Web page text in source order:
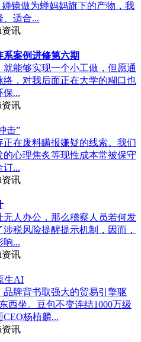
镜做为蝉妈妈旗下的产物，我
、适合...
资讯
系案例进修第六期
能够实现一个小工做，但愿通
，对我后面正在大学的糊口也
保...
资讯
击”
在废料瞒报嫌疑的线索。我们
心理焦炙等现性成本常被保守
订...
资讯
人办公，那么稽察人员若何发
税风险提醒提示机制，因而，
响...
资讯
生AI
牌背书取强大的贸易引擎驱
西坐。豆包不变连结1000万级
杨植麟...
资讯